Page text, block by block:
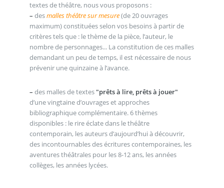
textes de théâtre, nous vous proposons :
– desmalles théâtre sur mesure(de 20 ouvrages
maximum) constituées selon vos besoins à partir de
critères tels que : le thème de la pièce, l’auteur, le
nombre de personnages... La constitution de ces malles
demandant un peu de temps, il est nécessaire de nous
prévenir une quinzaine à l’avance.
– des malles de textes "prêts à lire, prêts à jouer"
d’une vingtaine d’ouvrages et approches
bibliographique complémentaire. 6 thèmes
disponibles : le rire éclate dans le théâtre
contemporain, les auteurs d’aujourd’hui à découvrir,
des incontournables des écritures contemporaines, les
aventures théâtrales pour les 8-12 ans, les années
collèges, les années lycées.